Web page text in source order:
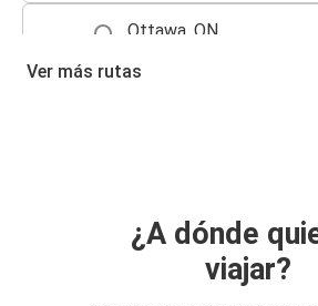
Ottawa, ON
Ver más rutas
¿A dónde
viajar?